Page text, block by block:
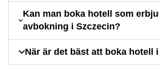
Kan man boka hotell som
avbokning i Szczecin?
När är det bäst att boka hotell